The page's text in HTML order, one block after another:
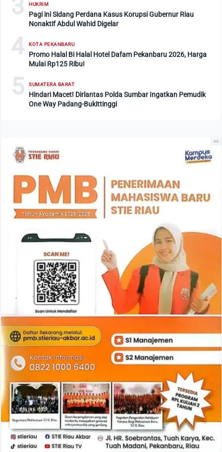
3 HUKRIM
Pagi ini Sidang Perdana Kasus Korupsi Gubernur Riau
Nonaktif Abdul Wahid Digelar
4 KOTA PEKANBARU
Promo Halal Bi Halal Hotel Dafam Pekanbaru 2026, Harga
Mulai Rp125 Ribu!
5 SUMATERA BARAT
Hindari Macet! Dirlantas Polda Sumbar Ingatkan Pemudik
One Way Padang-Bukittinggi
Ad